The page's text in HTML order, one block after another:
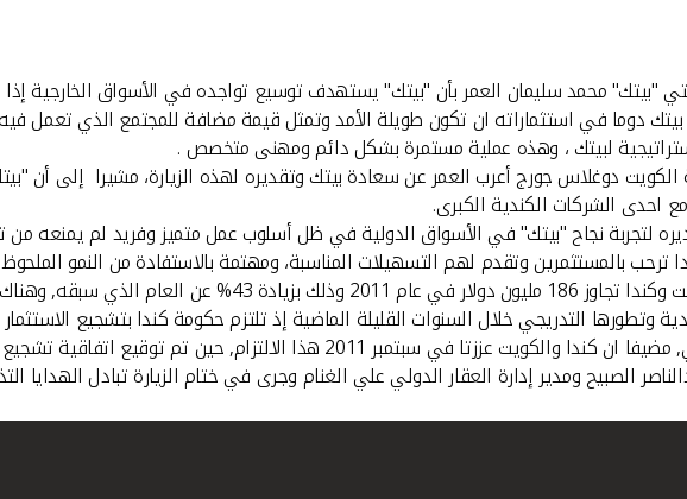
"بيتك" محمد سليمان العمر بأن "بيتك" يستهدف توسيع تواجده في الأسواق الخارجية
دوما في استثماراته ان تكون طويلة الأمد وتمثل قيمة مضافة للمجتمع الذي
لبيتك ، وهذه عملية مستمرة بشكل دائم ومهنى متخصص .
احدى الشركات الكندية الكبرى.
لتجربة نجاح "بيتك" في الأسواق الدولية في ظل أسلوب عمل متميز وفريد لم يمنعه
ترحب بالمستثمرين وتقدم لهم التسهيلات المناسبة، ومهتمة بالاستفادة من النمو
وأضاف: ان حجم التبادل التجاري بين الكويت وكندا
وتطورها التدريجي خلال السنوات القليلة الماضية إذ تلتزم حكومة كندا بتشجيع
هذا الالتزام, حين تم توقيع اتفاقية تشجيع وحماية الاستثمار بين البلدين.
الصبيح ومدير إدارة العقار الدولي علي الغنام وجرى في ختام الزيارة تبادل الهدايا